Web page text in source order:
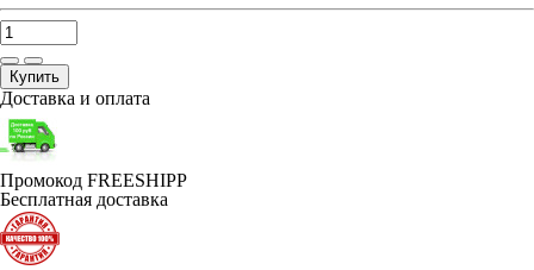
Купить
Доставка и оплата
Промокод FREESHIPP
Бесплатная доставка